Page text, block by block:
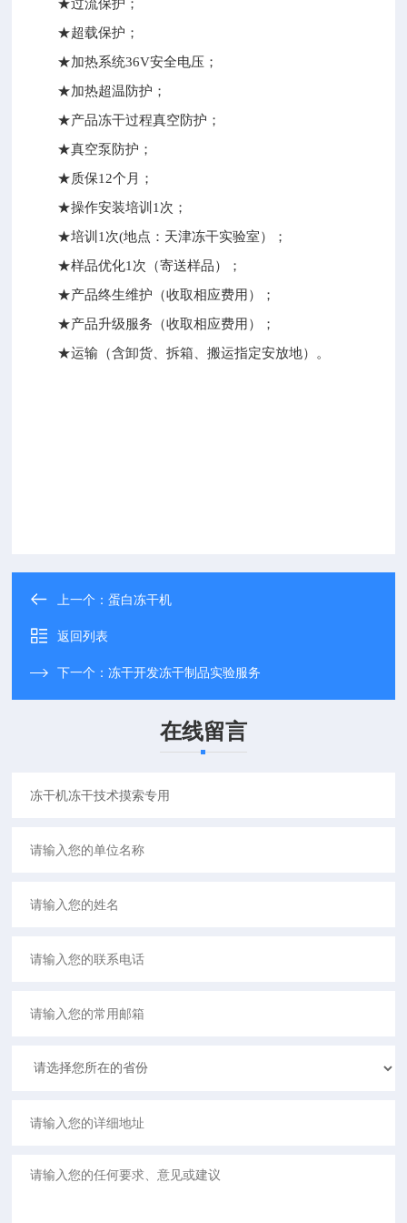
★过流保护；
★超载保护；
★加热系统36V安全电压；
★加热超温防护；
★产品冻干过程真空防护；
★真空泵防护；
★质保12个月；
★操作安装培训1次；
★培训1次(地点：天津冻干实验室）；
★样品优化1次（寄送样品）；
★产品终生维护（收取相应费用）；
★产品升级服务（收取相应费用）；
★运输（含卸货、拆箱、搬运指定安放地）。
上一个：蛋白冻干机
返回列表
下一个：冻干开发冻干制品实验服务
在线留言